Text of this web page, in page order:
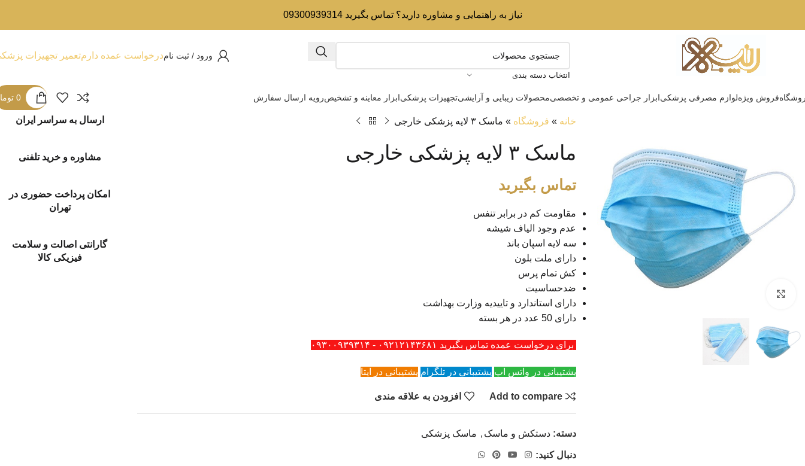
نیاز به راهنمایی و مشاوره دارید؟ تماس بگیرید 09300939314
انتخاب دسته بندی
ورود / ثبت نامدرخواست عمده دارمتعمیر تجهیزات
فروش ویژهلوازم مصرفی پزشکیابزار جراحی عمومی و تخصصیمحصولات زیبایی و آرایشیتجهیزات پزشکیابزار معاینه و تشخیصرویه ارسال سفارش 0
خانه » فروشگاه » ماسک ۳ لایه پزشکی خارجی
ماسک ۳ لایه پزشکی خارجی
تماس بگیرید
مقاومت کم در برابر تنفس
عدم وجود الیاف شیشه
سه لایه اسپان باند
دارای ملت بلون
کش تمام پرس
ضدحساسیت
دارای استاندارد و تاییدیه وزارت بهداشت
دارای 50 عدد در هر بسته
برای درخواست عمده تماس بگیرید ۰۹۲۱۲۱۴۳۶۸۱ - ۰۹۳۰۰۹۳۹۳۱۴
پشتیبانی در واتس اپ پشتیبانی در تلگرام پشتیبانی در ایتا
Add to compare افزودن به علاقه مندی
دسته: دستکش و ماسک , ماسک پزشکی
دنبال کنید:
ارسال به سراسر ایران
مشاوره و خرید تلفنی
امکان پرداخت حضوری در
تهران
گارانتی اصالت و سلامت
فیزیکی کالا